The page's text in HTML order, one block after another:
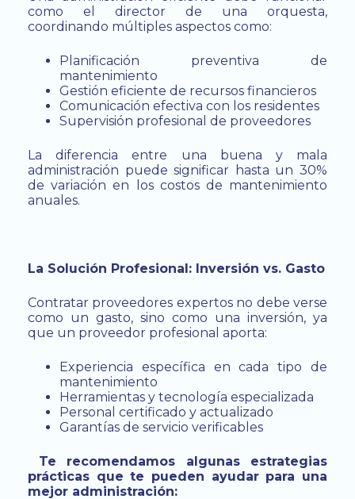
como el director de una orquesta,
coordinando múltiples aspectos como:
Planificación preventiva de
mantenimiento
Gestión eficiente de recursos financieros
Comunicación efectiva con los residentes
Supervisión profesional de proveedores
La diferencia entre una buena y mala
administración puede significar hasta un 30%
de variación en los costos de mantenimiento
anuales.
La Solución Profesional: Inversión vs. Gasto
Contratar proveedores expertos no debe verse
como un gasto, sino como una inversión, ya
que un proveedor profesional aporta:
Experiencia específica en cada tipo de
mantenimiento
Herramientas y tecnología especializada
Personal certificado y actualizado
Garantías de servicio verificables
Te recomendamos algunas estrategias
prácticas que te pueden ayudar para una
mejor administración: